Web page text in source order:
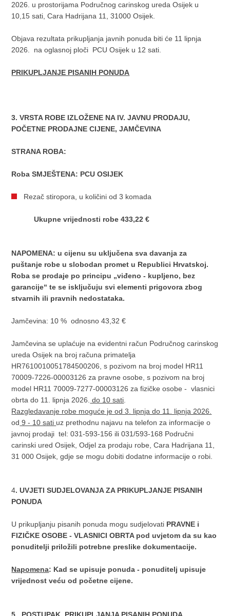
2026. u prostorijama Područnog carinskog ureda Osijek u
10,15 sati, Cara Hadrijana 11, 31000 Osijek.
Objava rezultata prikupljanja javnih ponuda biti će 11 lipnja
2026. na oglasnoj ploči PCU Osijek u 12 sati.
PRIKUPLJANJE PISANIH PONUDA
3. VRSTA ROBE IZLOŽENE NA IV. JAVNU PRODAJU,
POČETNE PRODAJNE CIJENE, JAMČEVINA
STRANA ROBA:
Roba SMJEŠTENA: PCU OSIJEK
Rezač stiropora, u količini od 3 komada
Ukupne vrijednosti robe 433,22 €
NAPOMENA: u cijenu su uključena sva davanja za
puštanje robe u slobodan promet u Republici Hrvatskoj.
Roba se prodaje po principu „viđeno - kupljeno, bez
garancije“ te se isključuju svi elementi prigovora zbog
stvarnih ili pravnih nedostataka.
Jamčevina: 10 % odnosno 43,32 €
Jamčevina se uplaćuje na evidentni račun Područnog carinskog
ureda Osijek na broj računa primatelja
HR7610010051784500206, s pozivom na broj model HR11
70009-7226-00003126 za pravne osobe, s pozivom na broj
model HR11 70009-7277-00003126 za fizičke osobe - vlasnici
obrta do 11. lipnja 2026. do 10 sati.
Razgledavanje robe moguće je od 3. lipnja do 11. lipnja 2026.
od 9 - 10 sati uz prethodnu najavu na telefon za informacije o
javnoj prodaji tel: 031-593-156 ili 031/593-168 Područni
carinski ured Osijek, Odjel za prodaju robe, Cara Hadrijana 11,
31 000 Osijek, gdje se mogu dobiti dodatne informacije o robi.
4. UVJETI SUDJELOVANJA ZA PRIKUPLJANJE PISANIH
PONUDA
U prikupljanju pisanih ponuda mogu sudjelovati PRAVNE i
FIZIČKE OSOBE - VLASNICI OBRTA pod uvjetom da su kao
ponuditelji priložili potrebne preslike dokumentacije.
Napomena: Kad se upisuje ponuda - ponuditelj upisuje
vrijednost veću od početne cijene.